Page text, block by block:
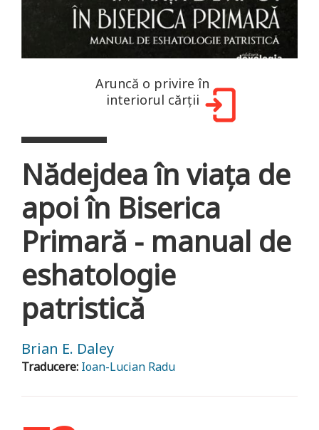
Aruncă o privire în
interiorul cărții
Nădejdea în viața de
apoi în Biserica
Primară - manual de
eshatologie
patristică
Brian E. Daley
Traducere: Ioan-Lucian Radu